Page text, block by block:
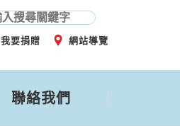
我要捐贈 網站導覽
聯絡我們